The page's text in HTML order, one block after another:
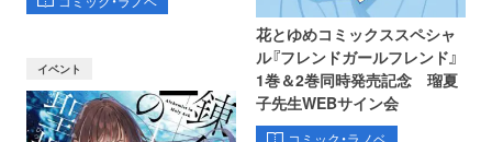
花とゆめコミックススペシャ
ル『フレンドガールフレンド』
1巻＆2巻同時発売記念 瑠夏
子先生WEBサイン会
イベント